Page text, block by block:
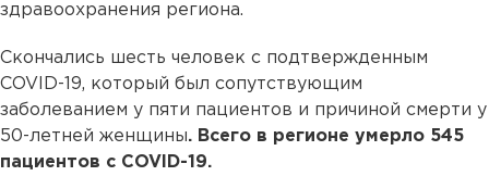
здравоохранения региона.
Скончались шесть человек с подтвержденным
COVID-19, который был сопутствующим
заболеванием у пяти пациентов и причиной смерти у
50-летней женщины. Всего в регионе умерло 545
пациентов с COVID-19.